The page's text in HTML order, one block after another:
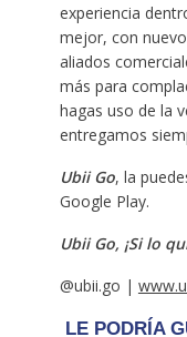
experiencia
mejor, con
aliados
más para
hagas uso de la
entregamos
Ubii Go, la
Google Play.
Ubii Go, ¡Si lo
@ubii.go |